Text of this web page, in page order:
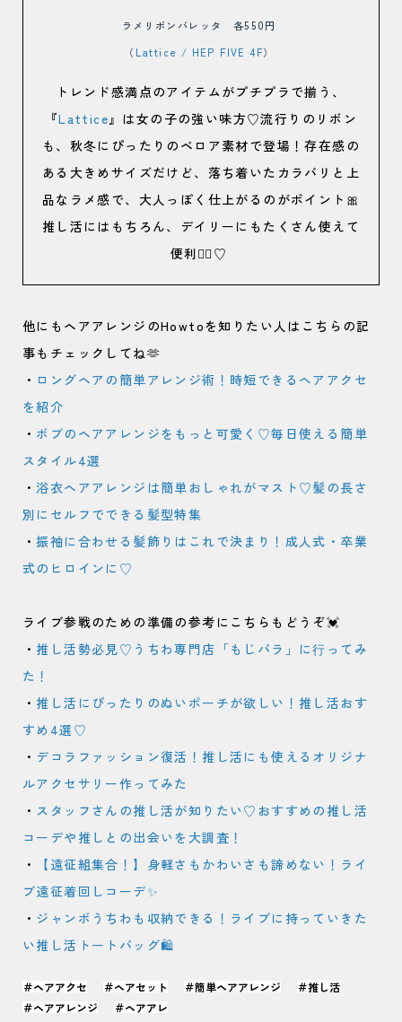
ラメリボンバレッタ 各550円
（ Lattice / HEP FIVE 4F）
トレンド感満点のアイテムがプチプラで揃う、
『Lattice 』は女の子の強い味方♡流行りのリボン
も、秋冬にぴったりのベロア素材で登場！存在感の
ある大きめサイズだけど、落ち着いたカラバリと上
品なラメ感で、大人っぽく仕上がるのがポイント🎀
推し活にはもちろん、デイリーにもたくさん使えて
便利🙆‍♀️♡
他にもヘアアレンジのHowtoを知りたい人はこちらの記
事もチェックしてね🫶
・ ロングヘアの簡単アレンジ術！時短できるヘアアクセ
を紹介
・ ボブのヘアアレンジをもっと可愛く♡毎日使える簡単
スタイル4選
・浴衣ヘアアレンジは簡単おしゃれがマスト♡髪の長さ
別にセルフでできる髪型特集
・振袖に合わせる髪飾りはこれで決まり！成人式・卒業
式のヒロインに♡
ライブ参戦のための準備の参考にこちらもどうぞ💓
・ 推し活勢必見♡うちわ専門店「もじパラ」に⾏ってみ
た！
・ 推し活にぴったりのぬいポーチが欲しい！推し活おす
すめ4選♡
・ デコラファッション復活！推し活にも使えるオリジナ
ルアクセサリー作ってみた
・ スタッフさんの推し活が知りたい♡おすすめの推し活
コーデや推しとの出会いを大調査！
・
【遠征組集合！】身軽さもかわいさも諦めない！ライ
ブ遠征着回しコーデ✨
・ ジャンボうちわも収納できる！ライブに持っていきた
い推し活トートバッグ🛍
＃ヘアアクセ ＃ヘアセット ＃簡単ヘアアレンジ
＃推し活
＃ヘアアレンジ
＃ヘアアレ